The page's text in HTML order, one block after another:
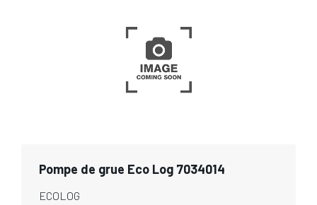
Pompe de grue Eco Log 7034014
ECOLOG